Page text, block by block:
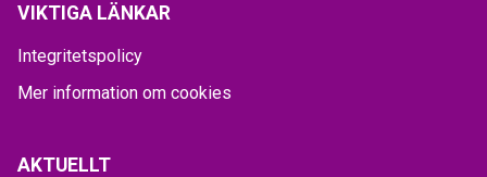
VIKTIGA LÄNKAR
Integritetspolicy
Mer information om cookies
AKTUELLT